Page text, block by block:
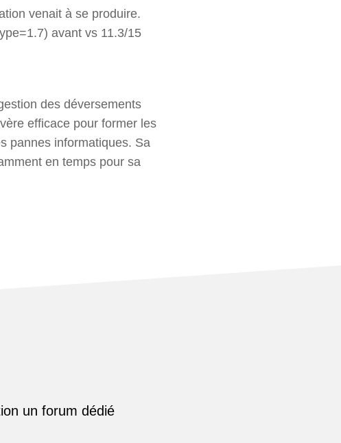
venait à se produire.
avant vs 11.3/15
des déversements
efficace pour former les
pannes informatiques. Sa
en temps pour sa
un forum dédié